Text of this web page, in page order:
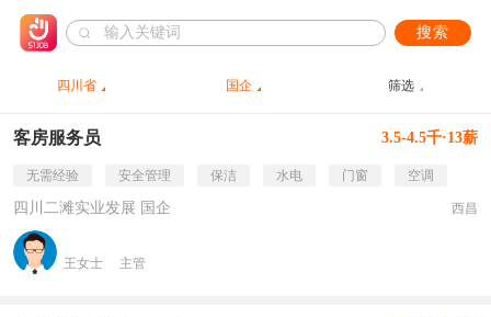
搜索
四川省 国企 筛选
客房服务员 3.5-4.5千·13薪
无需经验 安全管理 保洁 水电 门窗 空调
四川二滩实业发展 国企 西昌
王女士 主管